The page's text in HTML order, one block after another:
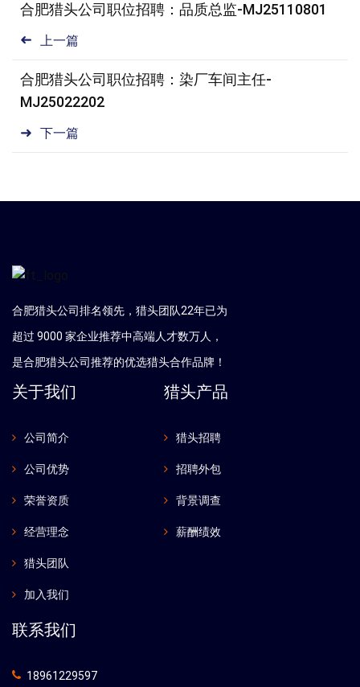
上一篇
合肥猎头公司职位招聘：品质总监-MJ25110801
下一篇
合肥猎头公司职位招聘：染厂车间主任-
MJ25022202
合肥猎头公司排名领先，猎头团队22年已为
超过 9000 家企业推荐中高端人才数万人，
是合肥猎头公司推荐的优选猎头合作品牌！
关于我们
公司简介
公司优势
荣誉资质
经营理念
猎头团队
加入我们
猎头产品
猎头招聘
招聘外包
背景调查
薪酬绩效
联系我们
18961229597